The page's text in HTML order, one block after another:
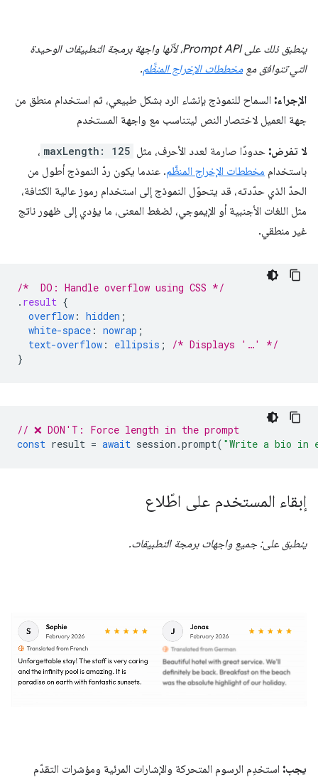
ينطبق ذلك على Prompt API، لأنّها واجهة برمجة التطبيقات الوحيدة
التي تتوافق مع مخططات الإخراج المنظَّم.
الإجراء: السماح للنموذج بإنشاء الرد بشكل طبيعي، ثم استخدام منطق من
جهة العميل لاختصار النص ليتناسب مع واجهة المستخدم
لا تفرض: حدودًا صارمة لعدد الأحرف، مثل maxLength: 125 ،
باستخدام مخططات الإخراج المنظَّم. عندما يكون ردّ النموذج أطول من
الحدّ الذي حدّدته، قد يتحوّل النموذج إلى استخدام رموز عالية الكثافة،
مثل اللغات الأجنبية أو الإيموجي، لضغط المعنى، ما يؤدي إلى ظهور ناتج
غير منطقي.
/*  DO: Handle overflow using CSS */
. result {
overflow : hidden ;
white-space : nowrap ;
text-overflow : ellipsis ;
/* Displays '…' */
}
// ❌ DON'T: Force length in the prompt
const result = await session .prompt( "Write a bio in
إبقاء المستخدم على اطّلاع
ينطبق على: جميع واجهات برمجة التطبيقات.
يجب: استخدِم الرسوم المتحركة والإشارات المرئية ومؤشرات التقدّم